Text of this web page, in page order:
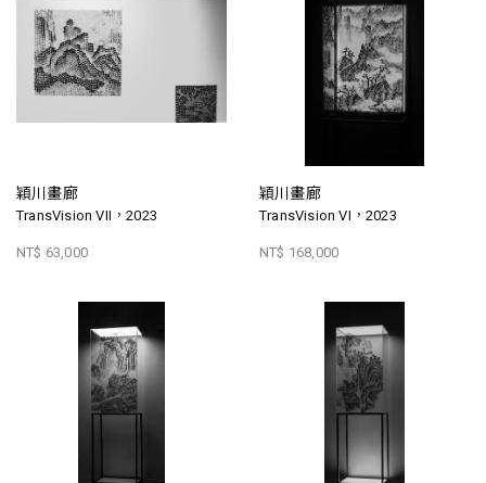
穎川畫廊
TransVision VII，2023
NT$ 63,000
穎川畫廊
TransVision VI，2023
NT$ 168,000